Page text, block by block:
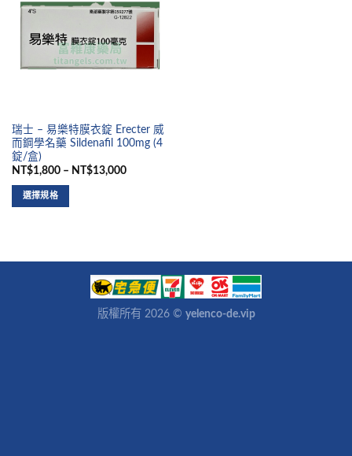
瑞士 – 易樂特膜衣錠 Erecter 威
而鋼學名藥 Sildenafil 100mg (4
錠/盒)
NT$1,800 – NT$13,000
選擇規格
版權所有 2026 © yelenco-de.vip